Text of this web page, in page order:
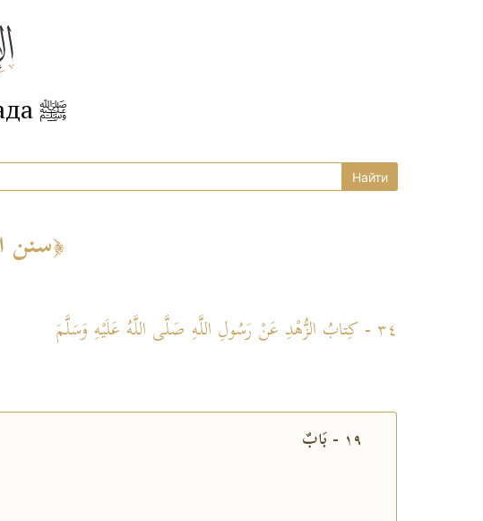
Хадисы пророка Мухаммада ﷺ
سنن
٣٤ - كِتابُ الزُّهْدِ عَنْ رَسُولِ اللَّهِ صَلَّى اللَّهُ عَلَيْهِ وَسَلَّمَ
١٩ - بَابٌ